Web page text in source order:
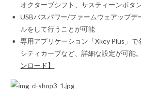
オクターブシフト、サスティーンボタ
USBバスパワー/ファームウェアップデ
ルをして行うことが可能
専用アプリケーション「Xkey Plus」で
シティカーブなど、詳細な設定が可能。
ンロード】